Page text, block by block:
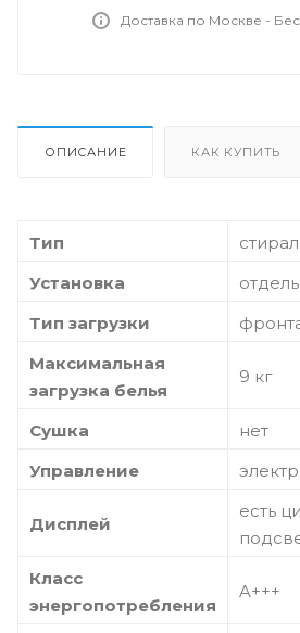
Доставка по Москве -
ОПИСАНИЕ КАК КУПИТЬ
Тип
Установка
Тип загрузки
Максимальная
загрузка белья
9 кг
Сушка
нет
Управление
Дисплей
есть
Класс
энергопотребления
A+++